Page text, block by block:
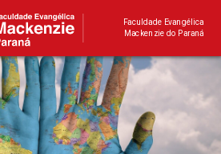
Faculdade Evangélica
Mackenzie do Paraná